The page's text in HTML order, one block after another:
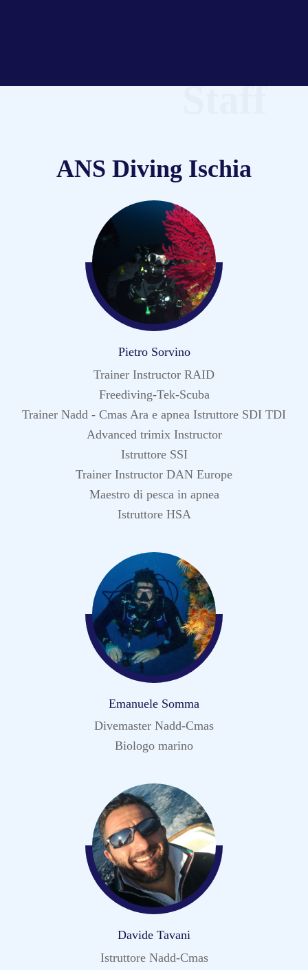
ANS Diving Ischia
Pietro Sorvino
Trainer Instructor RAID
Freediving-Tek-Scuba
Trainer Nadd - Cmas Ara e apnea Istruttore SDI TDI
Advanced trimix Instructor
Istruttore SSI
Trainer Instructor DAN Europe
Maestro di pesca in apnea
Istruttore HSA
Emanuele Somma
Divemaster Nadd-Cmas
Biologo marino
Davide Tavani
Istruttore Nadd-Cmas
Staff